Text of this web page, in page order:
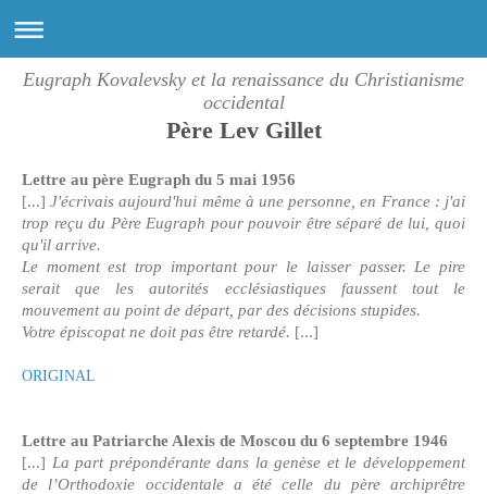
Eugraph Kovalevsky et la renaissance du Christianisme
occidental
Père Lev Gillet
Lettre au père Eugraph du 5 mai 1956
[...]J'écrivais aujourd'hui même à une personne, en France : j'ai
trop reçu du Père Eugraph pour pouvoir être séparé de lui, quoi
qu'il arrive.
Le moment est trop important pour le laisser passer. Le pire
serait que les autorités ecclésiastiques faussent tout le
mouvement au point de départ, par des décisions stupides.
Votre épiscopat ne doit pas être retardé. [...]
ORIGINAL
Lettre au Patriarche Alexis de Moscou du 6 septembre 1946
[...] La part prépondérante dans la genèse et le développement
de l’Orthodoxie occidentale a été celle du père archiprêtre